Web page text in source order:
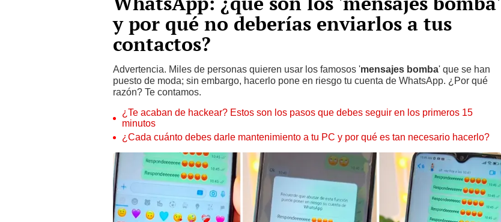
y por qué no deberías enviarlos a tus
contactos?
Advertencia. Miles de personas quieren usar los famosos 'mensajes bomba' que se han
puesto de moda; sin embargo, hacerlo pone en riesgo tu cuenta de WhatsApp. ¿Por qué
razón? Te contamos.
¿Te acaban de hackear? Estos son los pasos que debes seguir en los primeros 15
minutos
¿Cada cuánto debes darle mantenimiento a tu PC y por qué es tan necesario hacerlo?